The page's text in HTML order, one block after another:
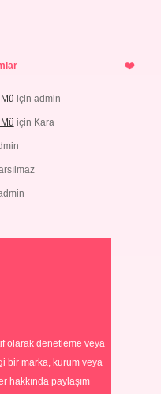
için admin
için Kara
olarak denetleme veya
bir marka, kurum veya
hakkında paylaşım